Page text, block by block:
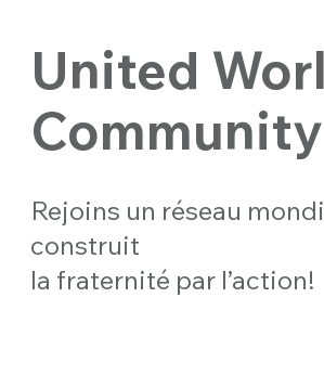
United
Community
Rejoins un réseau
construit
la fraternité par l’action!